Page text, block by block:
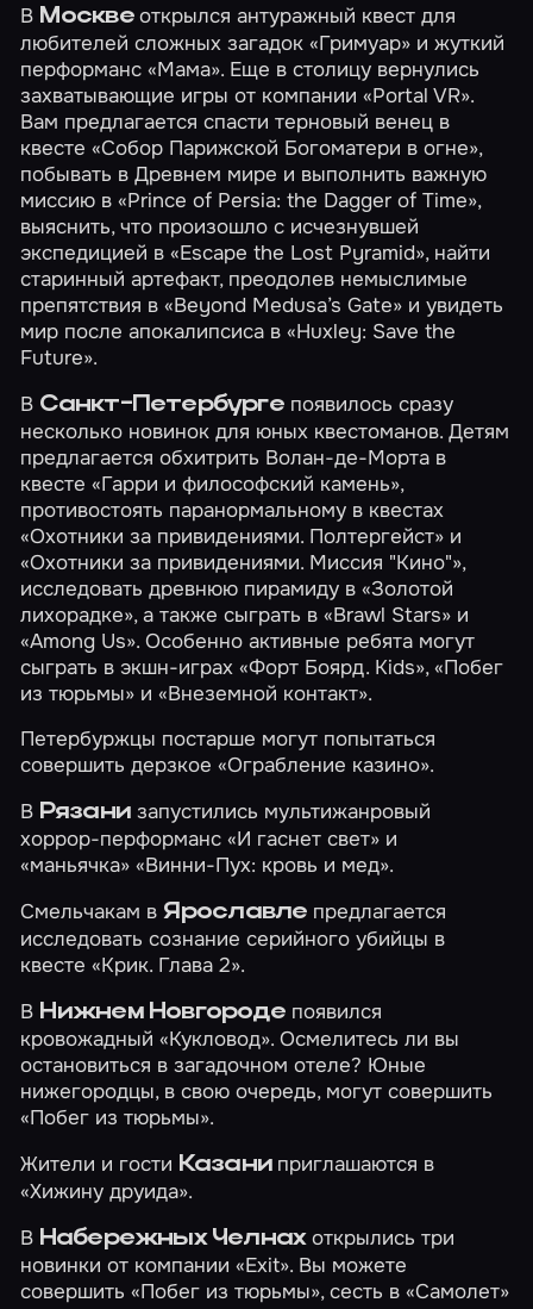
В Москве открылся антуражный квест для
любителей сложных загадок«Гримуар» и жуткий
перформанс«Мама». Еще в столицу вернулись
захватывающие игры от компании «Portal VR».
Вам предлагается спасти терновый венец в
квесте«Собор Парижской Богоматери в огне»,
побывать в Древнем мире и выполнить важную
миссию в«Prince of Persia: the Dagger of Time»,
выяснить, что произошло с исчезнувшей
экспедицией в«Escape the Lost Pyramid», найти
старинный артефакт, преодолев немыслимые
препятствия в«Beyond Medusa’s Gate» и увидеть
мир после апокалипсиса в«Huxley: Save the
Future».
В Санкт-Петербургепоявилось сразу
несколько новинок для юных квестоманов. Детям
предлагается обхитрить Волан-де-Морта в
квесте«Гарри и философский камень»,
противостоять паранормальному в квестах
«Охотники за привидениями. Полтергейст» и
«Охотники за привидениями. Миссия "Кино"»,
исследовать древнюю пирамиду в«Золотой
лихорадке», а также сыграть в«Brawl Stars» и
«Among Us». Особенно активные ребята могут
сыграть в экшн-играх«Форт Боярд. Kids»,«Побег
из тюрьмы» и«Внеземной контакт».
Петербуржцы постарше могут попытаться
совершить дерзкое«Ограбление казино».
В Рязанизапустились мультижанровый
хоррор-перформанс«И гаснет свет» и
«маньячка»«Винни-Пух: кровь и мед».
Смельчакам вЯрославле предлагается
исследовать сознание серийного убийцы в
квесте«Крик. Глава 2».
В Нижнем Новгородепоявился
кровожадный«Кукловод». Осмелитесь ли вы
остановиться в загадочном отеле? Юные
нижегородцы, в свою очередь, могут совершить
«Побег из тюрьмы».
Жители и гости Казани приглашаются в
«Хижину друида».
В Набережных Челнах открылись три
новинки от компании «Exit». Вы можете
совершить«Побег из тюрьмы», сесть в«Самолет»